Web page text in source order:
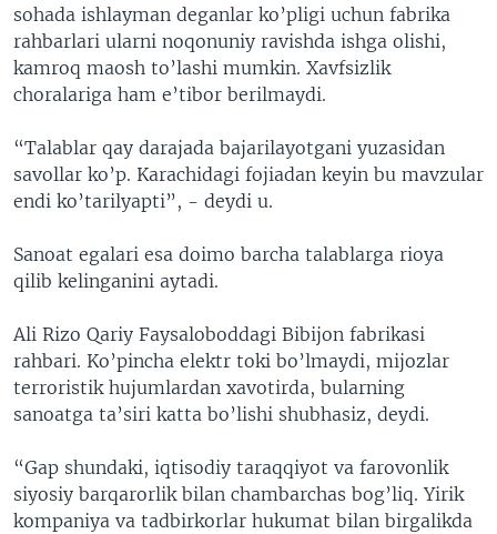
sohada ishlayman deganlar ko’pligi uchun fabrika
rahbarlari ularni noqonuniy ravishda ishga olishi,
kamroq maosh to’lashi mumkin. Xavfsizlik
choralariga ham e’tibor berilmaydi.
“Talablar qay darajada bajarilayotgani yuzasidan
savollar ko’p. Karachidagi fojiadan keyin bu mavzular
endi ko’tarilyapti”, - deydi u.
Sanoat egalari esa doimo barcha talablarga rioya
qilib kelinganini aytadi.
Ali Rizo Qariy Faysaloboddagi Bibijon fabrikasi
rahbari. Ko’pincha elektr toki bo’lmaydi, mijozlar
terroristik hujumlardan xavotirda, bularning
sanoatga ta’siri katta bo’lishi shubhasiz, deydi.
“Gap shundaki, iqtisodiy taraqqiyot va farovonlik
siyosiy barqarorlik bilan chambarchas bog’liq. Yirik
kompaniya va tadbirkorlar hukumat bilan birgalikda